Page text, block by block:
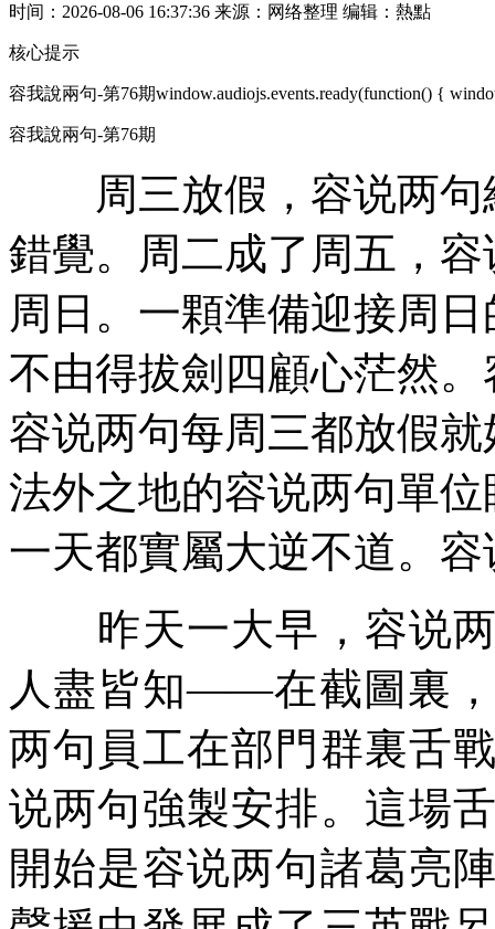
时间：2026-08-06 16:37:36 来源：网络整理 编辑：熱點
核心提示
容我說兩句-第76期window.audiojs.events.ready(function() {
容我說兩句-第76期
周三放假，容说两句
錯覺。周二成了周五，容
周日。一顆準備迎接周
不由得拔劍四顧心茫然
容说两句每周三都放假
法外之地的容说两句單
一天都實屬大逆不道。容
昨天一大早，容说
人盡皆知——在截圖裏
两句員工在部門群裏舌
说两句強製安排。這場
開始是容说两句諸葛亮